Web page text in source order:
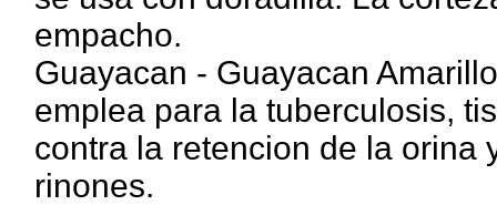
empacho.
Guayacan - Guayacan
emplea para la tuberculosis,
contra la retencion de la orina
rinones.